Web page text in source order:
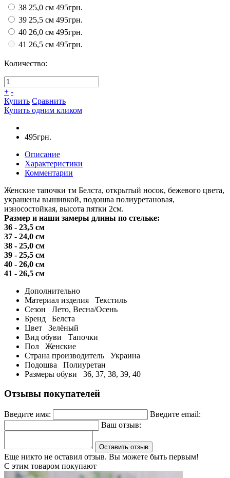
38 25,0 см 495грн.
39 25,5 см 495грн.
40 26,0 см 495грн.
41 26,5 см 495грн.
Количество:
+ -
Купить Сравнить
Купить одним кликом
495грн.
Описание
Характеристики
Комментарии
Женские тапочки тм Белста, открытый носок, бежевого цвета,
украшены вышивкой, подошва полиуретановая,
износостойкая, высота пятки 2см.
Размер и наши замеры длины по стельке:
36 - 23,5 см
37 - 24,0 см
38 - 25,0 см
39 - 25,5 см
40 - 26,0 см
41 - 26,5 см
Дополнительно
Материал изделия
Текстиль
Сезон
Лето, Весна/Осень
Бренд
Белста
Цвет
Зелёный
Вид обуви
Тапочки
Пол
Женские
Страна производитель
Украина
Подошва
Полиуретан
Размеры обуви
36, 37, 38, 39, 40
Отзывы покупателей
Введите имя:
Введите email:
Ваш отзыв:
Оставить отзыв
Еще никто не оставил отзыв. Вы можете быть первым!
С этим товаром покупают